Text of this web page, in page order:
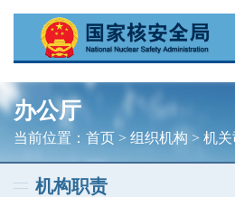
办公厅
当前位置： 首页> 组织机构 > 机关
机构职责